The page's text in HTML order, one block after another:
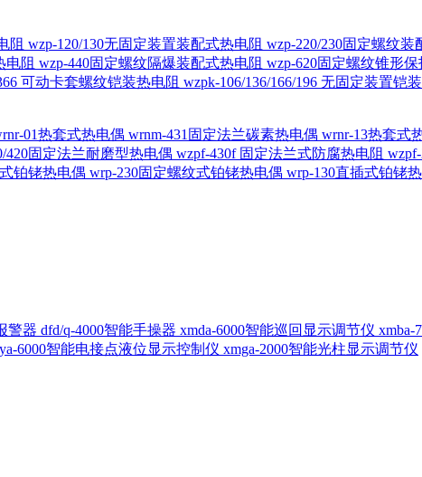
阻 wzp-120/130无固定装置装配式热电阻 wzp-220/230固定螺纹装
电阻 wzp-440固定螺纹隔爆装配式热电阻 wzp-620固定螺纹锥形
可动卡套螺纹铠装热电阻 wzpk-106/136/166/196 无固定装置铠
01热套式热电偶 wrnm-431固定法兰碳素热电偶 wrnr-13热套式
420固定法兰耐磨型热电偶 wzpf-430f 固定法兰式防腐热电阻
铂铑热电偶 wrp-230固定螺纹式铂铑热电偶 wrp-130直插式铂铑
警器 dfd/q-4000智能手操器 xmda-6000智能巡回显示调节仪 xmba-
6000智能电接点液位显示控制仪 xmga-2000智能光柱显示调节仪